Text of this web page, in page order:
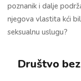
poznanik i dalje
njegova vlastita kći
seksualnu uslugu?
Društvo